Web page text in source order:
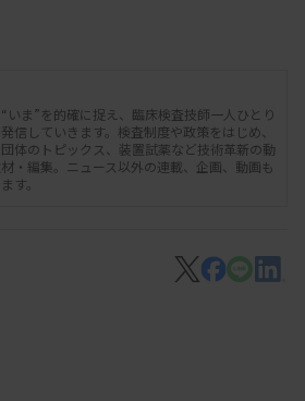
する膜受容体RAGEに注目した
維症の急性増悪に関するバイオ
と発表した。
肺の線維化を生じる原因不明
40％程度が急性増悪と言われて
いま”を的確に捉え、臨床検査技師一人ひとり
信していきます。検査制度や政策をはじめ、
体のトピックス、装置試薬など技術革新の動
・編集。ニュース以外の連載、企画、動画も
す。